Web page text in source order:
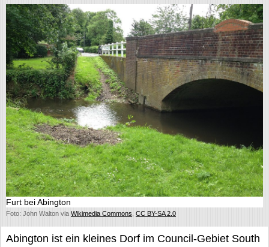
Furt bei Abington
Foto: John Walton via Wikimedia Commons CC BY-SA 2.0
Abington ist ein kleines Dorf im Council-Gebiet South